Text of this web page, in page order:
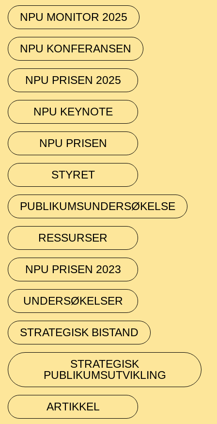
NPU MONITOR 2025
NPU KONFERANSEN
NPU PRISEN 2025
NPU KEYNOTE
NPU PRISEN
STYRET
PUBLIKUMSUNDERSØKELSE
RESSURSER
NPU PRISEN 2023
UNDERSØKELSER
STRATEGISK BISTAND
STRATEGISK
PUBLIKUMSUTVIKLING
ARTIKKEL